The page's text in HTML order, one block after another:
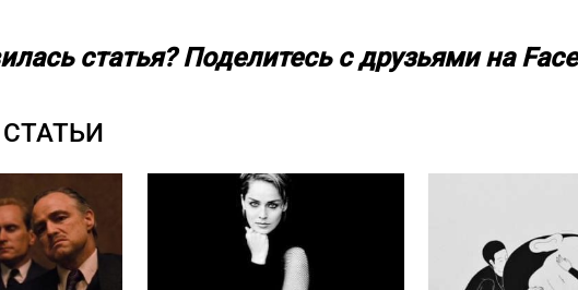
статья? Поделитесь с друзьями на